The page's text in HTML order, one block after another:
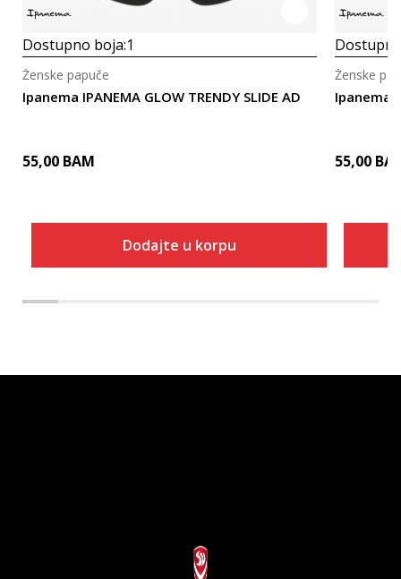
Dostupno boja:1
Ipanema IPANEMA GLOW TRENDY SLIDE AD
Ženske papuče
55,00 BAM
Dodajte u korpu
Ipanema
Ženske
55,00